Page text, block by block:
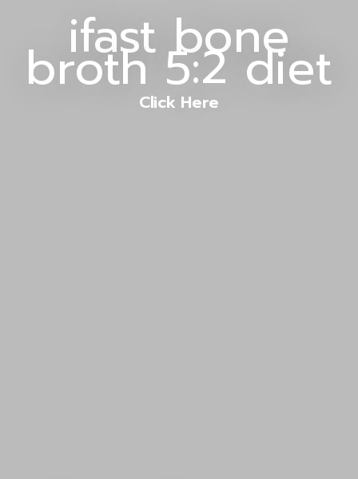
ifast bone
broth 5:2 diet
Click Here